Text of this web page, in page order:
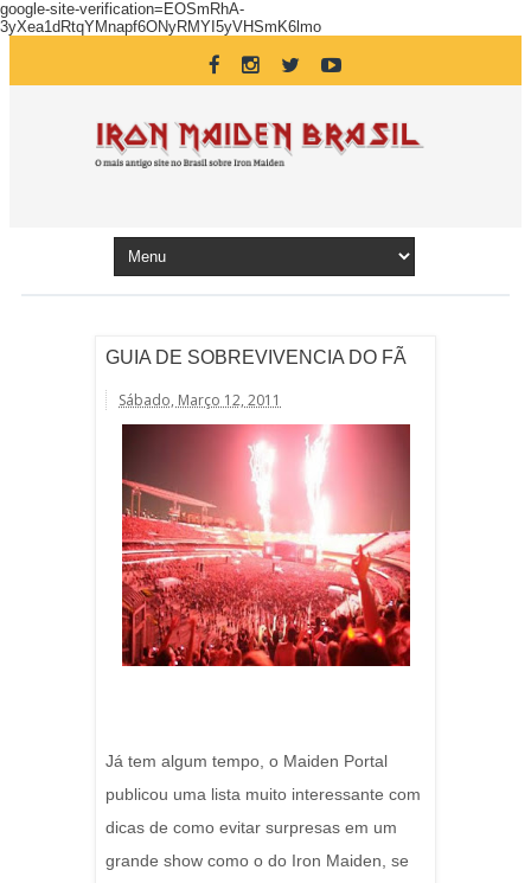
google-site-verification=EOSmRhA-
3yXea1dRtqYMnapf6ONyRMYI5yVHSmK6lmo
GUIA DE SOBREVIVENCIA DO FÃ
Sábado, Março 12, 2011
Já tem algum tempo, o Maiden Portal
publicou uma lista muito interessante com
dicas de como evitar surpresas em um
grande show como o do Iron Maiden, se